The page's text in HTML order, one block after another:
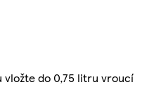
vložte do 0,75 litru vroucí